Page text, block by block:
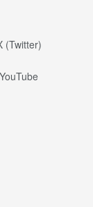
(Twitter)
YouTube